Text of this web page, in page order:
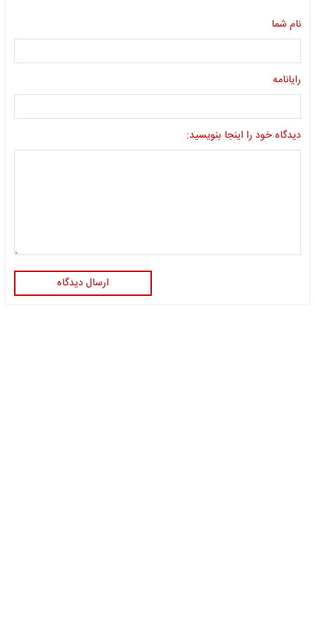
نام شما
رایانامه
دیدگاه خود را اینجا بنویسید:
ارسال دیدگاه